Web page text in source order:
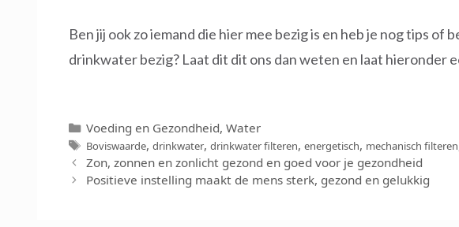
Ben jij ook zo iemand die hier mee bezig is en heb je nog tips of
drinkwater bezig? Laat dit dit ons dan weten en laat hieronder
Categorieën
Voeding en Gezondheid,Water
Tags
Boviswaarde,drinkwater,drinkwater filteren,energetisch, mechanisch filteren
Zon, zonnen en zonlicht gezond en goed voor je gezondheid
Positieve instelling maakt de mens sterk, gezond en gelukkig